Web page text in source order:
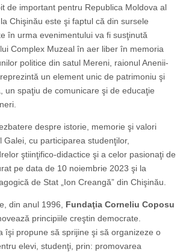
de important pentru Republica Moldova al
Chişinău este şi faptul că din sursele
în urma evenimentului va fi susţinută
Complex Muzeal în aer liber în memoria
politice din satul Mereni, raionul Anenii-
un element unic de patrimoniu şi
un spaţiu de comunicare şi de educaţie
despre istorie, memorie şi valori
Galei, cu participarea studenţilor,
ştiinţifico-didactice şi a celor pasionaţi de
pe data de 10 noiembrie 2023 şi la
de Stat „Ion Creangă” din Chişinău.
din anul 1996, Fundaţia Corneliu Coposu
principiile creştin democrate.
îşi propune să sprijine şi să organizeze o
elevi, studenţi, prin: promovarea